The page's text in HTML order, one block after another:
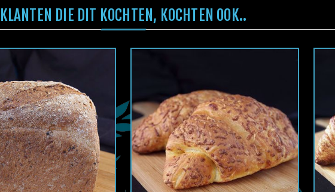
KLANTEN DIE DIT KOCHTEN, KOCHTEN OOK..